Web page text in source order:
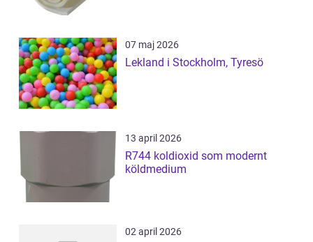
07 maj 2026
Lekland i Stockholm, Tyresö
13 april 2026
R744 koldioxid som modernt
köldmedium
02 april 2026